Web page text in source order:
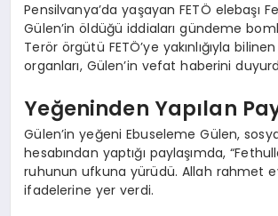
Pensilvanya’da yaşayan FETÖ elebaşı
Gülen’in öldüğü iddiaları gündeme
Terör örgütü FETÖ’ye yakınlığıyla
organları, Gülen’in vefat haberini
Yeğeninden Yapılan
Gülen’in yeğeni Ebuseleme Gülen,
hesabından yaptığı paylaşımda,
ruhunun ufkuna yürüdü. Allah rahmet
ifadelerine yer verdi.